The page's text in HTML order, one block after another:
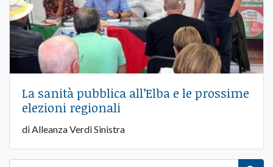
La sanità pubblica all’Elba e le prossime
elezioni regionali
di Alleanza Verdi Sinistra